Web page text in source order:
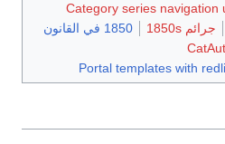
Category series navigation
جرائم 1850s
1850 في القانون
Portal templates with